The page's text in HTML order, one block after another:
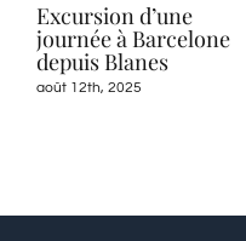
Excursion d’une
journée à Barcelone
depuis Blanes
août 12th, 2025